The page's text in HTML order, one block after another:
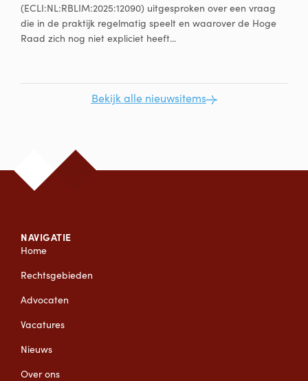
Bekijk alle nieuwsitems
(ECLI:NL:RBLIM:2025:12090) uitgesproken over een vraag
die in de praktijk regelmatig speelt en waarover de Hoge
Raad zich nog niet expliciet heeft...
NAVIGATIE
Home
Rechtsgebieden
Advocaten
Vacatures
Nieuws
Over ons